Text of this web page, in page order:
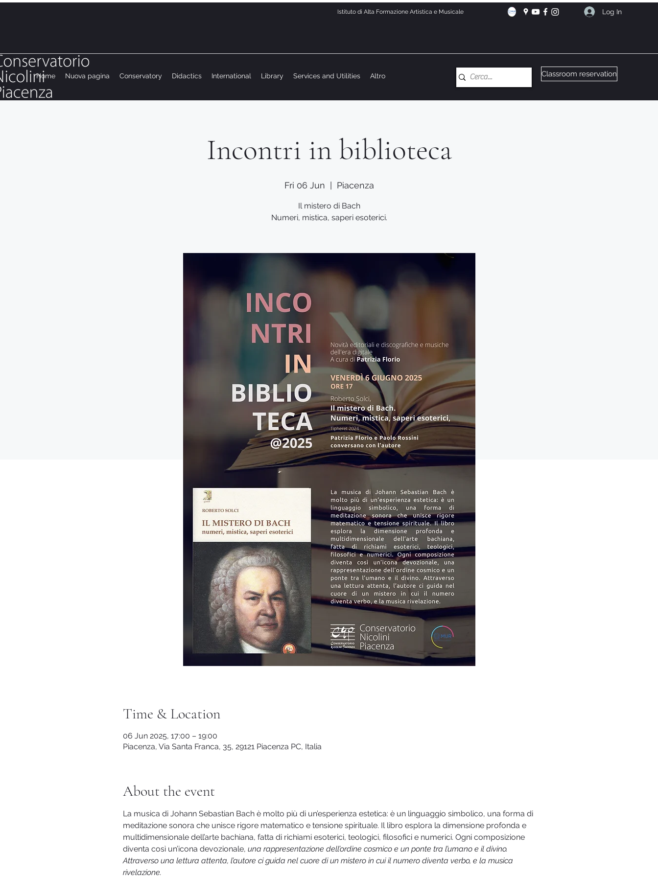
Istituto di Alta Formazione Artistica e Musicale Log In
Home Nuova pagina Conservatory Didactics International Library Services and Utilities Altro Classroom reservation
Incontri in biblioteca
Fri 06 Jun Piacenza
Il mistero di Bach
Numeri, mistica, saperi esoterici.
Time & Location
06 Jun 2025, 17:00 – 19:00
Piacenza, Via Santa Franca, 35, 29121 Piacenza PC, Italia
About the event
La musica di Johann Sebastian Bach è molto più di un’esperienza estetica: è un linguaggio simbolico, una forma di
meditazione sonora che unisce rigore matematico e tensione spirituale. Il libro esplora la dimensione profonda e
multidimensionale dell’arte bachiana, fatta di richiami esoterici, teologici, filosofici e numerici. Ogni composizione
diventa così un’icona devozionale, una rappresentazione dell’ordine cosmico e un ponte tra l’umano e il divino.
Attraverso una lettura attenta, l’autore ci guida nel cuore di un mistero in cui il numero diventa verbo, e la musica
rivelazione.